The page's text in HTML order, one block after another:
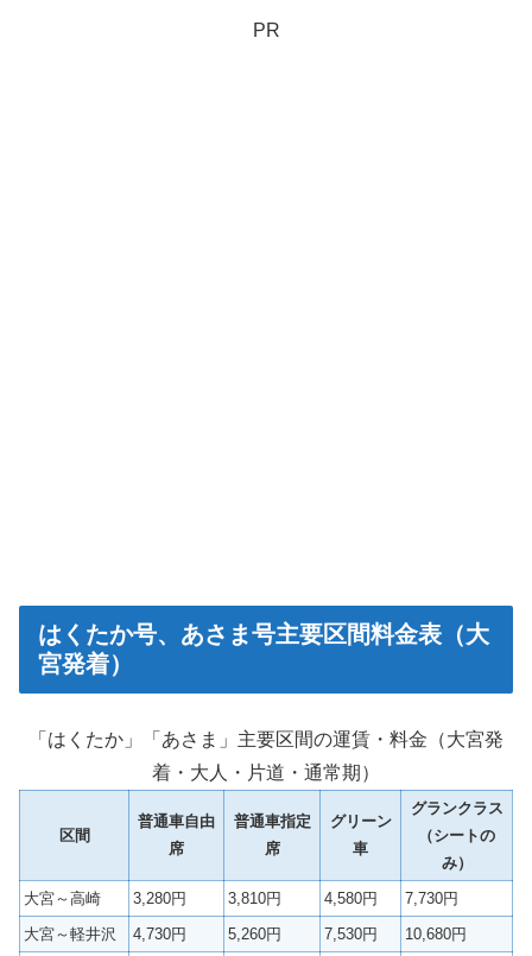
PR
はくたか号、あさま号主要区間料金表（大
宮発着）
「はくたか」「あさま」主要区間の運賃・料金（大宮発
着・大人・片道・通常期）
区間
普通車自由
席
普通車指定
席
グリーン
車
グランクラス
（シートの
み）
大宮～高崎
3,280円 3,810円 4,580円
7,730円
大宮～軽井沢
4,730円 5,260円 7,530円
10,680円